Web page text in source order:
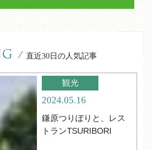
/ 直近30日の人気記事
観光
2024.05.16
鎌原つりぼりと、レス
トランTSURIBORI